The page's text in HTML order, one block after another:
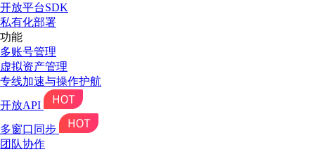
开放平台SDK
私有化部署
功能
多账号管理
虚拟资产管理
专线加速与操作护航
开放API
多窗口同步
团队协作